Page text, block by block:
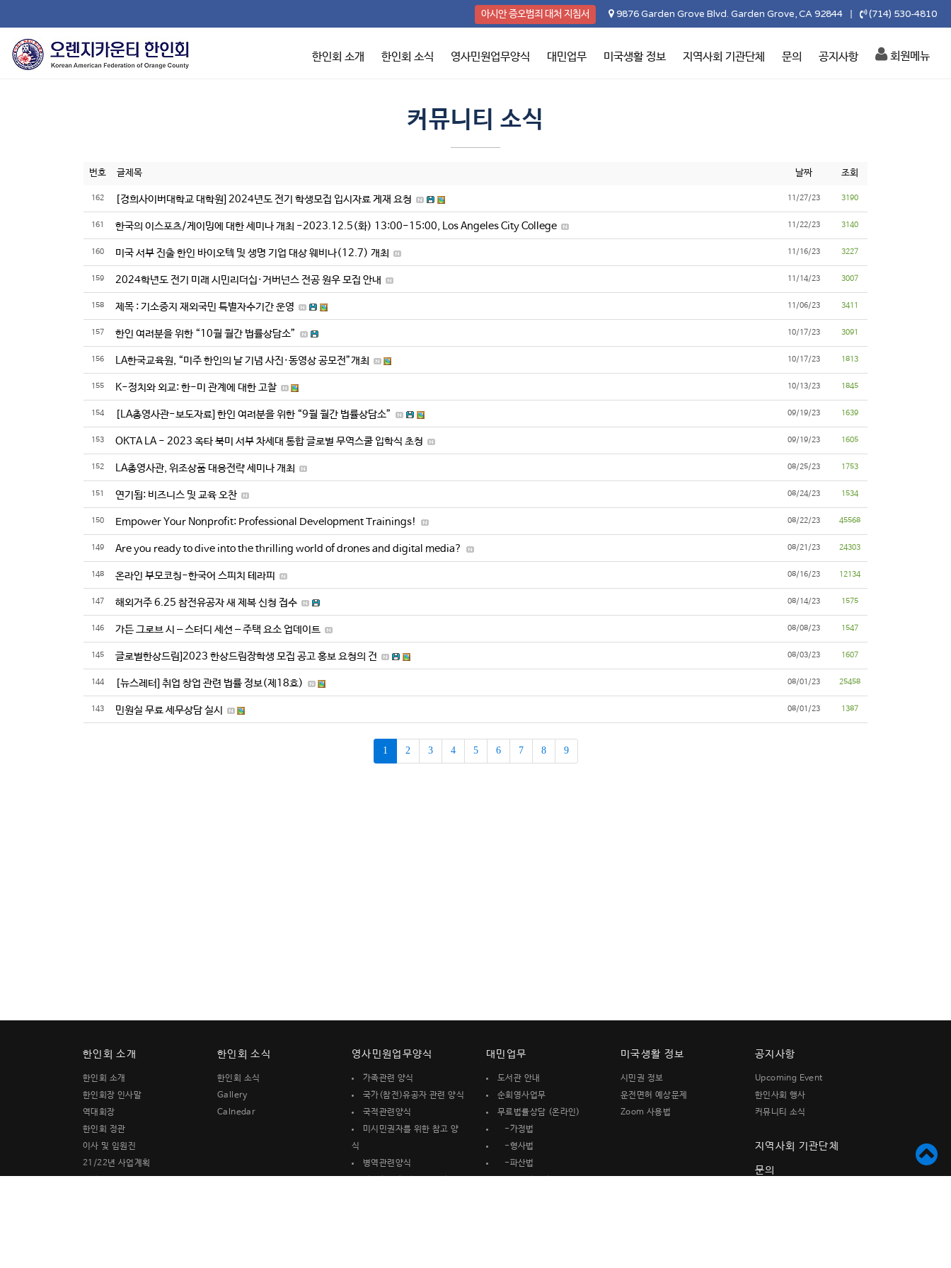
아시안 증오범죄 대처 지침서 9876 Garden Grove Blvd. Garden Grove, CA 92844 (714) 530-4810
한인회 소개 한인회 소식 영사민원업무양식 대민업무 미국생활 정보 지역사회 기관단체 문의 공지사항 회원메뉴
커뮤니티 소식
번호 글제목 날짜 조회
162 [경희사이버대학교 대학원] 2024년도 전기 학생모집 입시자료 게재 요청 11/27/23 3190
161 한국의 이스포츠/게이밍에 대한 세미나 개최 -2023.12.5(화) 13:00-15:00, Los Angeles City College 11/22/23 3140
160 미국 서부 진출 한인 바이오텍 및 생명 기업 대상 웨비나(12.7) 개최 11/16/23 3227
159 2024학년도 전기 미래 시민리더십·거버넌스 전공 원우 모집 안내 11/14/23 3007
158 제목 : 기소중지 재외국민 특별자수기간 운영 11/06/23 3411
157 한인 여러분을 위한 “10월 월간 법률상담소” 10/17/23 3091
156 LA한국교육원, “미주 한인의 날 기념 사진·동영상 공모전”개최 10/17/23 1813
155 K-정치와 외교: 한-미 관계에 대한 고찰 10/13/23 1845
154 [LA총영사관-보도자료] 한인 여러분을 위한 “9월 월간 법률상담소” 09/19/23 1639
153 OKTA LA - 2023 옥타 북미 서부 차세대 통합 글로벌 무역스쿨 입학식 초청 09/19/23 1605
152 LA총영사관, 위조상품 대응전략 세미나 개최 08/25/23 1753
151 연기됨: 비즈니스 및 교육 오찬 08/24/23 1534
150 Empower Your Nonprofit: Professional Development Trainings! 08/22/23 45568
149 Are you ready to dive into the thrilling world of drones and digital media? 08/21/23 24303
148 온라인 부모코칭-한국어 스피치 테라피 08/16/23 12134
147 해외거주 6.25 참전유공자 새 제복 신청 접수 08/14/23 1575
146 가든 그로브 시 – 스터디 세션 – 주택 요소 업데이트 08/08/23 1547
145 글로벌한상드림]2023 한상드림장학생 모집 공고 홍보 요청의 건 08/03/23 1607
144 [뉴스레터] 취업 창업 관련 법률 정보(제18호) 08/01/23 25458
143 민원실 무료 세무상담 실시 08/01/23 1387
1 2 3 4 5 6 7 8 9
한인회 소개
한인회 소개
한인회장 인사말
역대회장
한인회 정관
이사 및 임원진
21/22년 사업계획
한인회 소식
한인회 소식
Gallery
Calnedar
영사민원업무양식
가족관련 양식
국가(참전)유공자 관련 양식
국적관련양식
미시민권자를 위한 참고 양
식
병역관련양식
대민업무
도서관 안내
순회영사업무
무료법률상담 (온라인)
-가정법
-형사법
-파산법
미국생활 정보
시민권 정보
운전면허 예상문제
Zoom 사용법
공지사항
Upcoming Event
한인사회 행사
커뮤니티 소식
지역사회 기관단체
문의